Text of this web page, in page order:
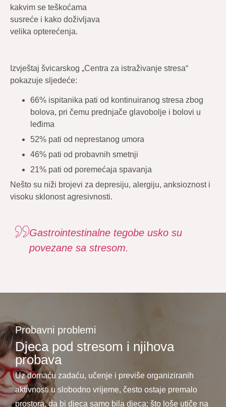
kakvim se teškoćama
susreće i kako doživljava
velika opterećenja.
Izvještaj švicarskog „Centra za istraživanje stresa“
pokazuje sljedeće:
66% ispitanika pati od kontinuiranog stresa zbog
bolova, pri čemu prednjače glavobolje i bolovi u
leđima
52% pati od neprestanog umora
46% pati od probavnih smetnji
21% pati od poremećaja spavanja
Nešto su niži brojevi za depresiju, alergiju, anksioznost i
visoku sklonost agresivnosti.
Gastrointestinalne tegobe usko su
povezane sa stresom.
Probavni problemi
Djeca pod stresom i njihova
probava
Uz domaću zadaću, učenje i previše organiziranih
aktivnosti u slobodno vrijeme, često ostaje premalo
prostora, da bi djeca samo bila djeca; što loše utiče na